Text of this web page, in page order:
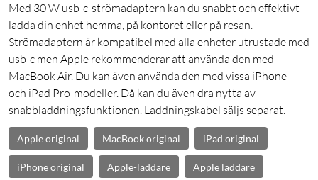
Med 30 W usb-c-strömadaptern kan du snabbt och effektivt
ladda din enhet hemma, på kontoret eller på resan.
Strömadaptern är kompatibel med alla enheter utrustade med
usb-c men Apple rekommenderar att använda den med
MacBook Air. Du kan även använda den med vissa iPhone-
och iPad Pro-modeller. Då kan du även dra nytta av
snabbladdningsfunktionen. Laddningskabel säljs separat.
Apple original MacBook original iPad original
iPhone original Apple-laddare Apple laddare